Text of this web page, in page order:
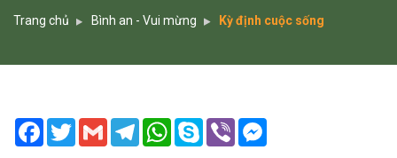
Trang chủ Bình an - Vui mừng Kỳ định cuộc sống
Facebook
TwitterGmail TelegramWhatsApp
Skype Viber